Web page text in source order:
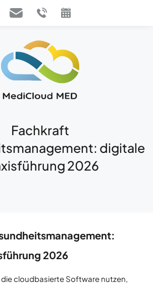
Fachkraft
digitale
2026
2026
die cloudbasierte Software nutzen,